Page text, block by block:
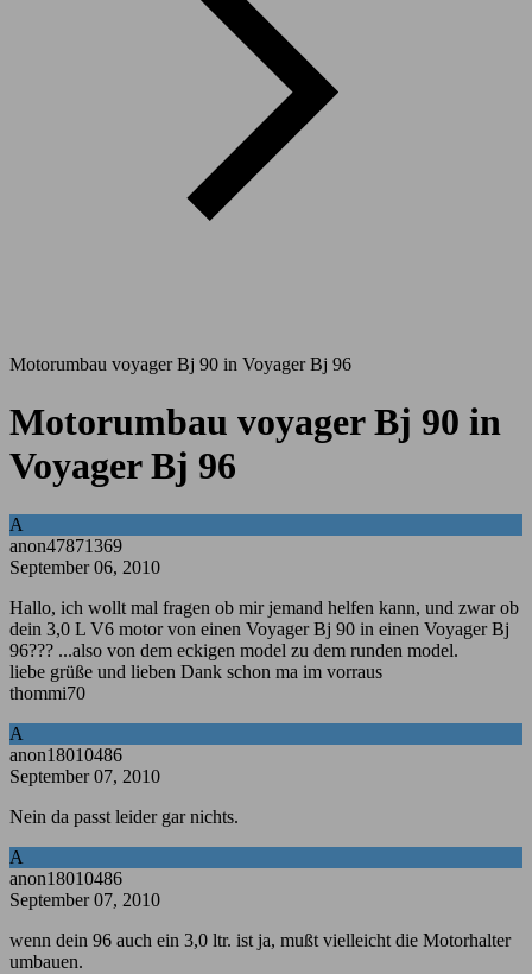
Motorumbau voyager Bj 90 in Voyager Bj 96
Motorumbau voyager Bj 90 in
Voyager Bj 96
A
anon47871369
September 06, 2010
Hallo, ich wollt mal fragen ob mir jemand helfen kann, und zwar ob
dein 3,0 L V6 motor von einen Voyager Bj 90 in einen Voyager Bj
96??? ...also von dem eckigen model zu dem runden model.
liebe grüße und lieben Dank schon ma im vorraus
thommi70
A
anon18010486
September 07, 2010
Nein da passt leider gar nichts.
A
anon18010486
September 07, 2010
wenn dein 96 auch ein 3,0 ltr. ist ja, mußt vielleicht die Motorhalter
umbauen.